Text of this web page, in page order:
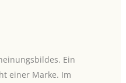
Ein
einer Marke. Im